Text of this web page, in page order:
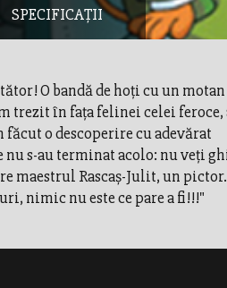
SPECIFICAȚII
O bandă de hoţi cu un
trezit în faţa felinei celei feroce,
o descoperire cu adevărat
s-au terminat acolo: nu veţi
maestrul Rascaş-Julit, un
nimic nu este ce pare a fi!!!"